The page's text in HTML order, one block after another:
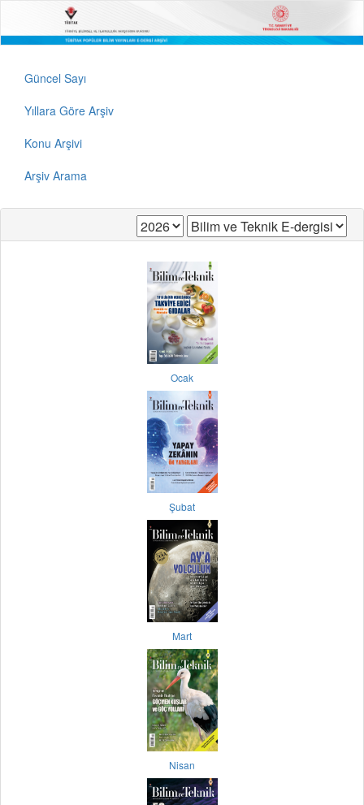
Güncel Sayı
Yıllara Göre Arşiv
Konu Arşivi
Arşiv Arama
Ocak
Şubat
Mart
Nisan